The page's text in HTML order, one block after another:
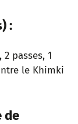
:
passes, 1
le Khimki
de